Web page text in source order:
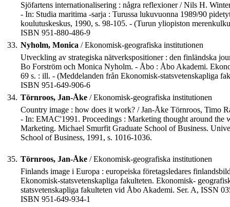
Sjöfartens internationalisering : några reflexioner / Nils H.
- In: Studia maritima -sarja : Turussa lukuvuonna 1989/90
koulutuskeskus, 1990, s. 98-105. - (Turun yliopiston
ISBN 951-880-486-9
33. Nyholm, Monica / Ekonomisk-geografiska institutionen
Utveckling av strategiska nätverkspositioner : den finländska
Bo Forström och Monica Nyholm. - Åbo : Åbo Akademi.
69 s. : ill. - (Meddelanden från Ekonomisk-statsvetenskapliga
ISBN 951-649-906-6
34. Törnroos, Jan-Åke / Ekonomisk-geografiska institutionen
Country image : how does it work? / Jan-Åke Törnroos, Timo
- In: EMAC'1991. Proceedings : Marketing thought around the
Marketing. Michael Smurfit Graduate School of Business.
School of Business, 1991, s. 1016-1036.
35. Törnroos, Jan-Åke / Ekonomisk-geografiska institutionen
Finlands image i Europa : europeiska företagsledares
Ekonomisk-statsvetenskapliga fakulteten. Ekonomisk-
statsvetenskapliga fakulteten vid Åbo Akademi. Ser. A, ISSN
ISBN 951-649-934-1